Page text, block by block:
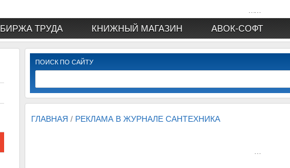
БИРЖА ТРУДА КНИЖНЫЙ МАГАЗИН АВОК-СОФТ
ПОИСК ПО САЙТУ
ГЛАВНАЯ / РЕКЛАМА В ЖУРНАЛЕ САНТЕХНИКА